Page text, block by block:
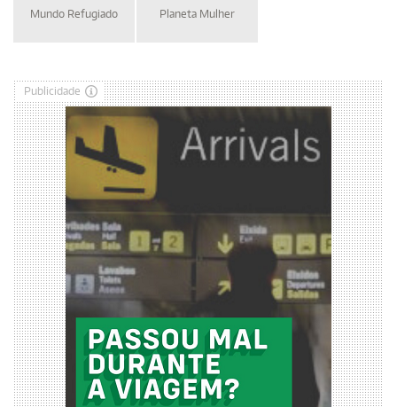
Mundo Refugiado Planeta Mulher
Publicidade